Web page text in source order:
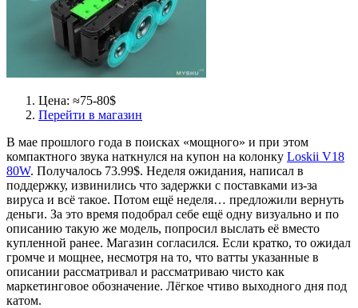
Цена: ≈75-80$
Перейти в магазин
В мае прошлого года в поисках «мощного» и при этом
компактного звука наткнулся на купон на колонку Loskii V18
80W. Получалось 73.99$. Неделя ожидания, написал в
поддержку, извинились что задержки с поставками из-за
вируса и всё такое. Потом ещё неделя… предложили вернуть
деньги. За это время подобрал себе ещё одну визуально и по
описанию такую же модель, попросил выслать её вместо
купленной ранее. Магазин согласился. Если кратко, то ожидал
громче и мощнее, несмотря на то, что ватты указанные в
описании рассматривал и рассматриваю чисто как
маркетинговое обозначение. Лёгкое чтиво выходного дня под
катом.